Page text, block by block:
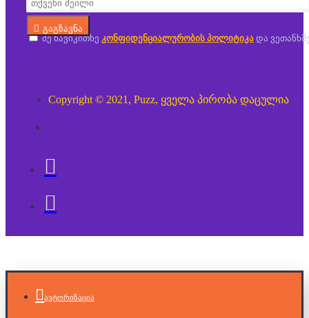
გაგზავნა
მე წავიკითხე კონფიდენციალურობის პოლიტიკა და
Copyright © 2021, Puzz, ყველა პირობა დაცულია
ავტორიზაცია